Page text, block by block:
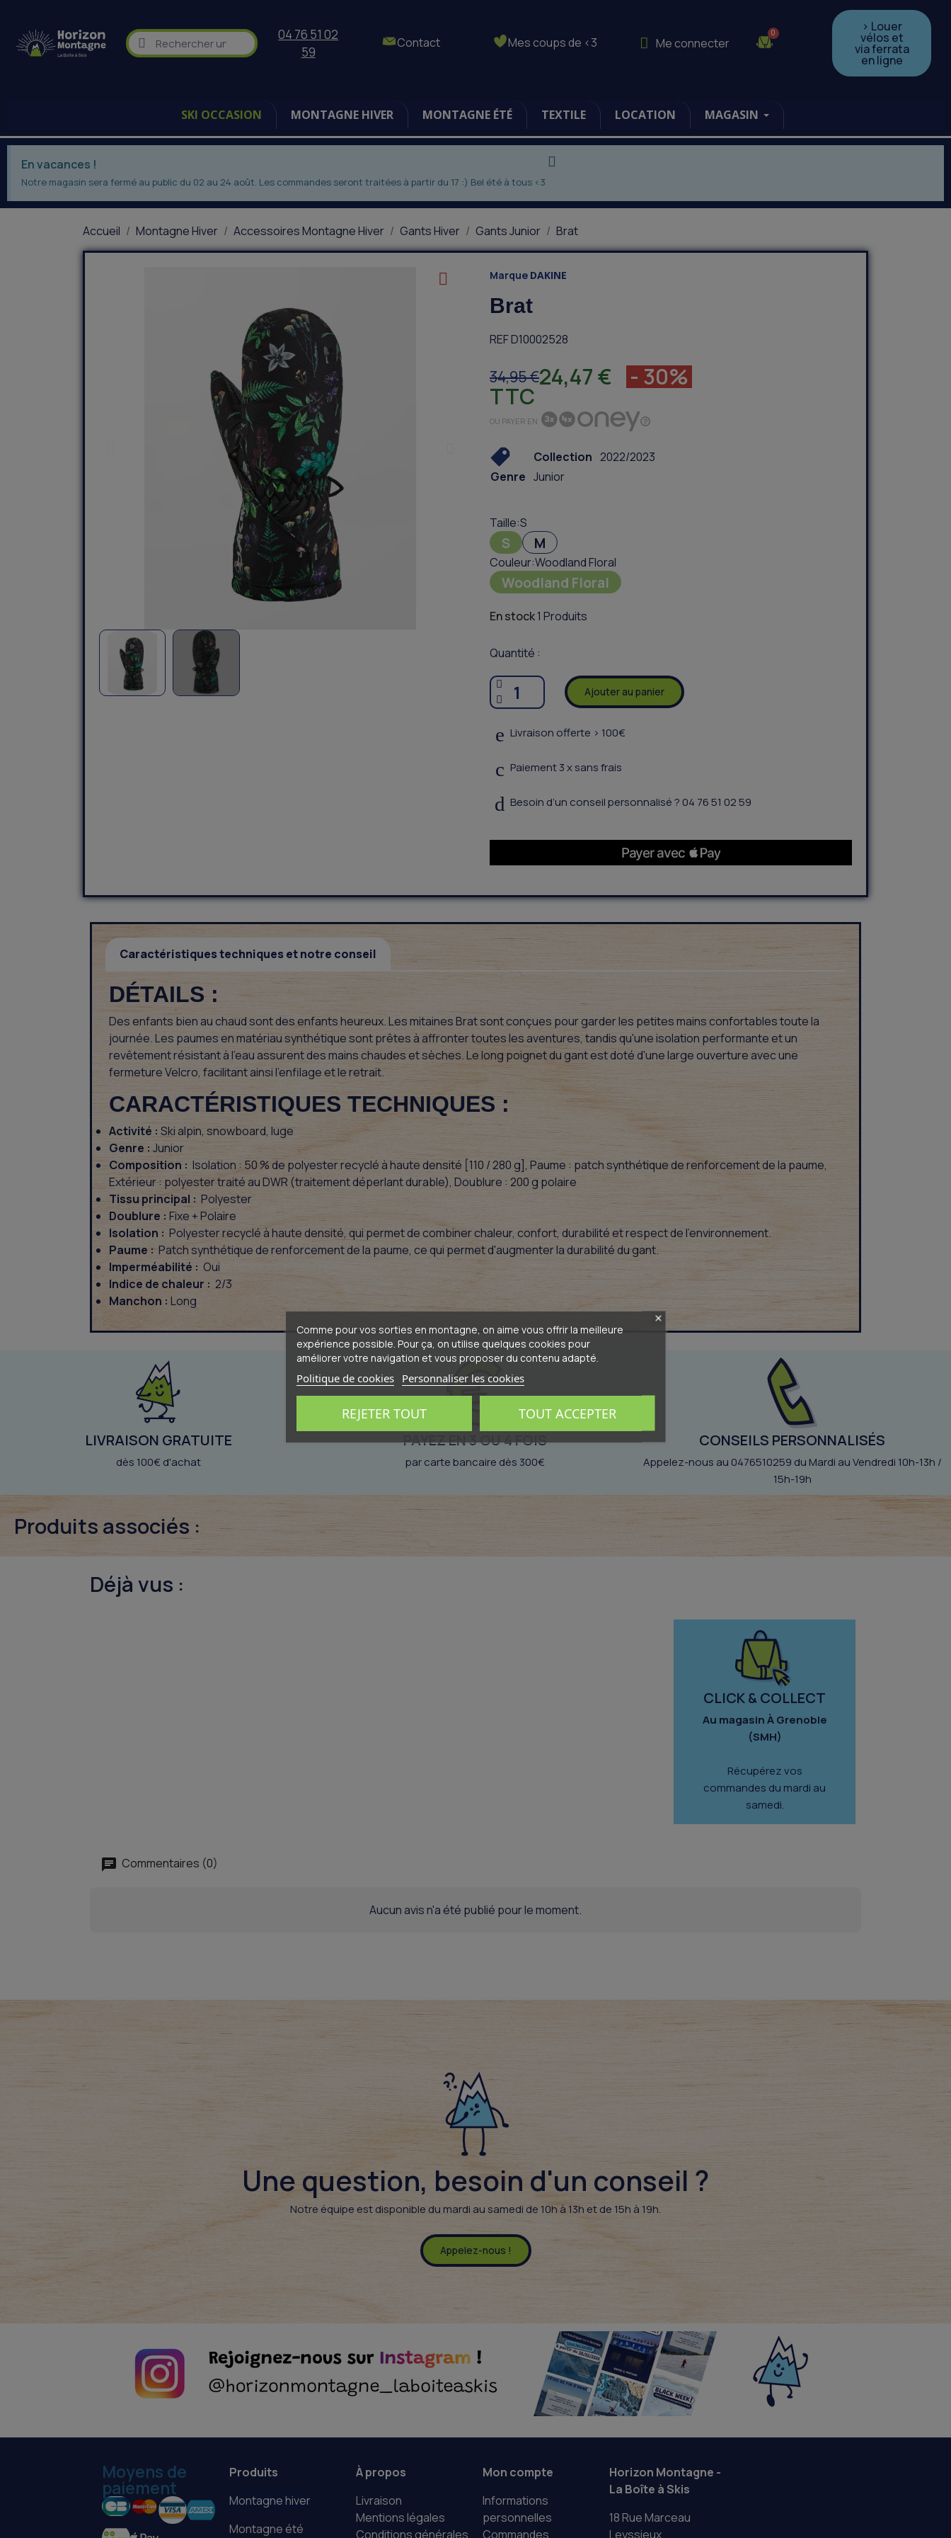
04 76 51 02
59
Contact Mes coups de <3 Me connecter
> Louer
vélos et
via ferrata
en ligne
SKI OCCASION MONTAGNE HIVER MONTAGNE ÉTÉ TEXTILE LOCATION MAGASIN
En vacances !
Notre magasin sera fermé au public du 02 au 24 août. Les commandes seront traitées à partir du 17 :) Bel été à tous <3
Accueil Montagne Hiver Accessoires Montagne Hiver Gants Hiver Gants Junior Brat
Marque DAKINE
Brat
REF D10002528
34,95 €24,47 € - 30%
TTC
OU PAYER EN
Collection 2022/2023
Genre Junior
Taille S
S M
Couleur Woodland Floral
Woodland Floral
En stock1 Produits
Quantité :
Ajouter au panier
Livraison offerte > 100€
Paiement 3 x sans frais
Besoin d’un conseil personnalisé ? 04 76 51 02 59
Caractéristiques techniques et notre conseil
DÉTAILS :
Des enfants bien au chaud sont des enfants heureux. Les mitaines Brat sont conçues pour garder les petites mains confortables toute la
journée. Les paumes en matériau synthétique sont prêtes à affronter toutes les aventures, tandis qu'une isolation performante et un
revêtement résistant à l'eau assurent des mains chaudes et sèches. Le long poignet du gant est doté d'une large ouverture avec une
fermeture Velcro, facilitant ainsi l'enfilage et le retrait.
CARACTÉRISTIQUES TECHNIQUES :
Activité : Ski alpin, snowboard, luge
Genre : Junior
Composition : Isolation : 50 % de polyester recyclé à haute densité [110 / 280 g], Paume : patch synthétique de renforcement de la paume,
Extérieur : polyester traité au DWR (traitement déperlant durable), Doublure : 200 g polaire
Tissu principal : Polyester
Doublure : Fixe + Polaire
Isolation : Polyester recyclé à haute densité, qui permet de combiner chaleur, confort, durabilité et respect de l'environnement.
Paume : Patch synthétique de renforcement de la paume, ce qui permet d'augmenter la durabilité du gant.
Imperméabilité : Oui
Indice de chaleur : 2/3
Manchon :Long
LIVRAISON GRATUITE
dès 100€ d'achat
PAYEZ EN 3 OU 4 FOIS
par carte bancaire dès 300€
CONSEILS PERSONNALISÉS
Appelez-nous au 0476510259 du Mardi au Vendredi 10h-13h /
15h-19h
Produits associés :
Déjà vus :
CLICK & COLLECT
Au magasin À Grenoble
(SMH)
Récupérez vos
commandes du mardi au
samedi.
Commentaires (0)
Aucun avis n'a été publié pour le moment.
Une question, besoin d'un conseil ?​
Notre équipe est disponible du mardi au samedi de 10h à 13h et de 15h à 19h.
Appelez-nous !
Moyens de
paiement
Produits
Montagne hiver
Montagne été
À propos
Livraison
Mentions légales
Conditions générales
Mon compte
Informations
personnelles
Commandes
Horizon Montagne -
La Boîte à Skis
18 Rue Marceau
Leyssieux
Comme pour vos sorties en montagne, on aime vous offrir la meilleure
expérience possible. Pour ça, on utilise quelques cookies pour
améliorer votre navigation et vous proposer du contenu adapté.
Politique de cookies Personnaliser les cookies
REJETER TOUT TOUT ACCEPTER